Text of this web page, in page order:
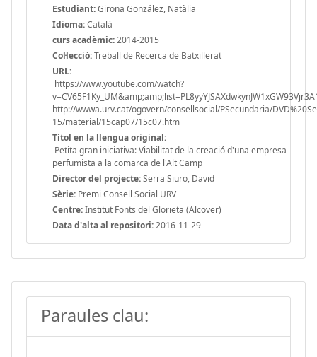
Estudiant:Girona González, Natàlia
Idioma:Català
curs acadèmic:2014-2015
Col·lecció:Treball de Recerca de Batxillerat
URL:
https://www.youtube.com/watch?
http://wwwa.urv.cat/ogovern/consellsocial/PSecundaria/
15/material/15cap07/15c07.htm
Títol en la llengua original:
Petita gran iniciativa: Viabilitat de la creació d'una empresa
perfumista a la comarca de l'Alt Camp
Director del projecte:Serra Siuro, David
Sèrie: Premi Consell Social URV
Centre:Institut Fonts del Glorieta (Alcover)
Data d'alta al repositori:2016-11-29
Paraules clau: